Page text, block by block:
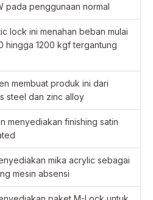
pada penggunaan normal
lock ini menahan beban mulai
hingga 1200 kgf tergantung
membuat produk ini dari
steel dan zinc alloy
menyediakan finishing satin
mika acrylic sebagai
mesin absensi